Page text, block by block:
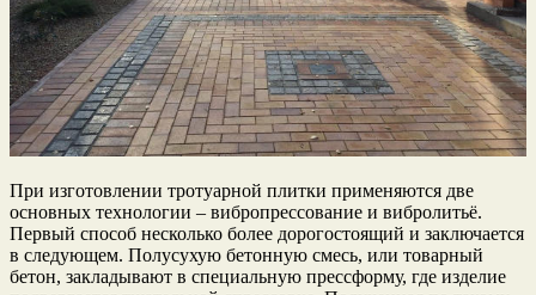
При изготовлении тротуарной плитки применяются две
основных технологии – вибропрессование и вибролитьё.
Первый способ несколько более дорогостоящий и заключается
в следующем. Полусухую бетонную смесь, или товарный
бетон, закладывают в специальную прессформу, где изделие